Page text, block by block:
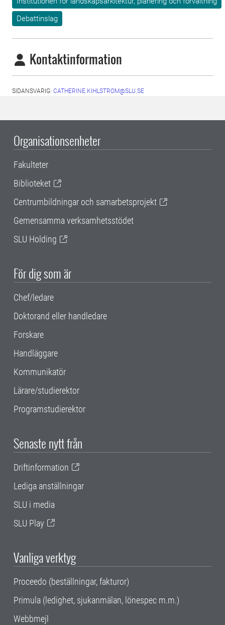
Debattinslag
Kontaktinformation
SIDANSVARIG: CATHERINE.KIHLSTROM@SLU.SE
Organisationsenheter
Fakulteter
Biblioteket
Centrumbildningar och samarbetsprojekt
Gemensamma verksamhetsstödet
SLU Holding
För dig som är
Chef/ledare
Doktorand eller handledare
Forskare
Handläggare
Kommunikatör
Lärare/studierektor
Programstudierektor
Senaste nytt från
Driftinformation
Lediga anställningar
SLU i media
SLU Play
Vanliga verktyg
Proceedo (beställningar, fakturor)
Primula (ledighet, sjukanmälan, lönespec m.m.)
Webbmejl